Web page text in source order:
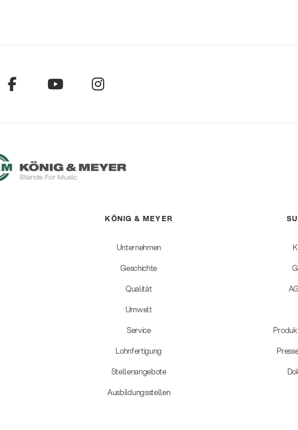
KÖNIG & MEYER
Unternehmen
Geschichte
Qualität
Umwelt
Service
Lohnfertigung
Stellenangebote
Ausbildungsstellen